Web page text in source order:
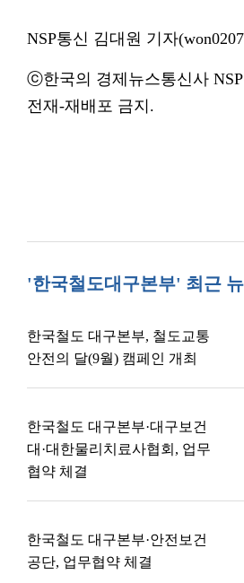
NSP통신 김대원 기자
ⓒ한국의 경제뉴스통신사 NSP
전재-재배포 금지.
'한국철도대구본부' 최근
한국철도 대구본부, 철도교통
안전의 달(9월) 캠페인 개최
한국철도 대구본부·대구보건
대·대한물리치료사협회, 업무
협약 체결
한국철도 대구본부·안전보건
공단, 업무협약 체결